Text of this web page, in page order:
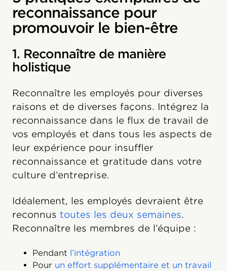
reconnaissance pour
promouvoir le bien-être
1. Reconnaître de manière
holistique
Reconnaître les employés pour diverses
raisons et de diverses façons. Intégrez la
reconnaissance dans le flux de travail de
vos employés et dans tous les aspects de
leur expérience pour insuffler
reconnaissance et gratitude dans votre
culture d’entreprise.
Idéalement, les employés devraient être
reconnus toutes les deux semaines.
Reconnaître les membres de l’équipe :
Pendant l’intégration
Pour un effort supplémentaire et un travail